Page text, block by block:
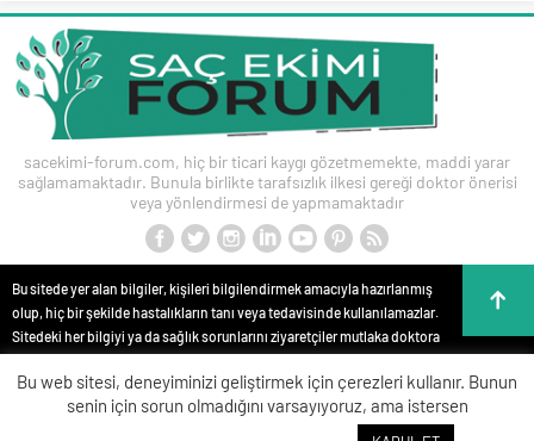
sacekimi-forum.com, hiç bir ticari kaygı gözetmemekte, maddi yarar
sağlamamaktadır. Bunula birlikte tarafsızlık ilkesi gereği doktor önerisi
veya yönlendirmesi de yapmamaktadır
Bu sitede yer alan bilgiler, kişileri bilgilendirmek amacıyla hazırlanmış
olup, hiç bir şekilde hastalıkların tanı veya tedavisinde kullanılamazlar.
Sitedeki her bilgiyi ya da sağlık sorunlarını ziyaretçiler mutlaka doktora
danışmalıdırlar. Bu sitede yer alan bilgiler hiç bir zaman hekim
tedavisinin veya konsültasyonunun yerini alamaz. Site içeriği kişisel
teşhis ve tedavi yönteminin seçimi için değerlendirilemez. Anlatılan tüm
Bu web sitesi, deneyiminizi geliştirmek için çerezleri kullanır. Bunun
senin için sorun olmadığını varsayıyoruz, ama istersen